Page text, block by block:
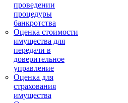
проведении
процедуры
банкротства
Оценка стоимости
имущества для
передачи в
доверительное
управление
Оценка для
страхования
имущества